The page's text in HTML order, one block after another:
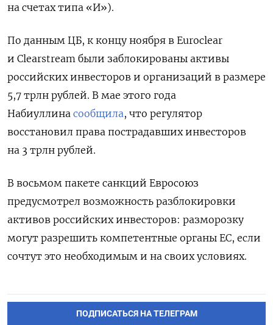
на счетах типа «И»).
По данным ЦБ, к концу ноября в Euroclear
и Clearstream были заблокированы активы
российских инвесторов и организаций в размере
5,7 трлн рублей. В мае этого года
Набиуллина сообщила, что регулятор
восстановил права пострадавших инвесторов
на 3 трлн рублей.
В восьмом пакете санкций Евросоюз
предусмотрел возможность разблокировки
активов российских инвесторов: разморозку
могут разрешить компетентные органы ЕС, если
сочтут это необходимым и на своих условиях.
ПОДПИСАТЬСЯ НА ТЕЛЕГРАМ